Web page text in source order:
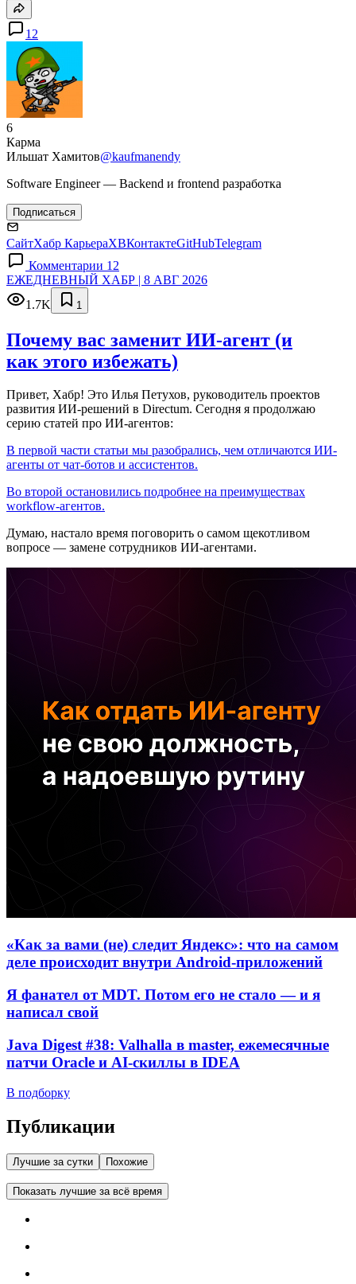
12
6
Карма
Ильшат Хамитов@kaufmanendy
Software Engineer — Backend и frontend разработка
Подписаться
СайтХабр КарьераXВКонтактеGitHubTelegram
Комментарии 12
ЕЖЕДНЕВНЫЙ ХАБР | 8 АВГ 2026
1.7K
1
Почему вас заменит ИИ‑агент (и
как этого избежать)
Привет, Хабр! Это Илья Петухов, руководитель проектов
развития ИИ-решений в Directum. Сегодня я продолжаю
серию статей про ИИ-агентов:
В первой части статьи мы разобрались, чем отличаются ИИ-
агенты от чат-ботов и ассистентов.
Во второй остановились подробнее на преимуществах
workflow-агентов.
Думаю, настало время поговорить о самом щекотливом
вопросе — замене сотрудников ИИ-агентами.
«Как за вами (не) следит Яндекс»: что на самом
деле происходит внутри Android-приложений
Я фанател от MDT. Потом его не стало — и я
написал свой
Java Digest #38: Valhalla в master, ежемесячные
патчи Oracle и AI-скиллы в IDEA
В подборку
Публикации
Лучшие за сутки Похожие
Показать лучшие за всё время